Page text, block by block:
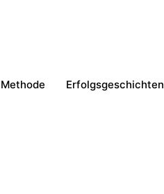
Methode Erfolgsgeschichten